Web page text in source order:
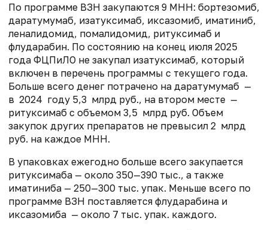
По программе ВЗН закупаются 9 МНН: бортезомиб,
даратумумаб, изатуксимаб, иксазомиб, иматиниб,
леналидомид, помалидомид, ритуксимаб и
флударабин. По состоянию на конец июля 2025
года ФЦПиЛО не закупал изатуксимаб, который
включен в перечень программы с текущего года.
Больше всего денег потрачено на даратумумаб —
в 2024 году 5,3 млрд руб., на втором месте —
ритуксимаб с объемом 3,5 млрд руб. Объем
закупок других препаратов не превысил 2 млрд
руб. на каждое МНН.
В упаковках ежегодно больше всего закупается
ритуксимаба — около 350—390 тыс., а также
иматиниба — 250—300 тыс. упак. Меньше всего по
программе ВЗН поставляется флударабина и
иксазомиба — около 7 тыс. упак. каждого.